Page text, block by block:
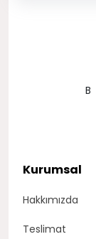
Kurumsal
Hakkımızda
Teslimat